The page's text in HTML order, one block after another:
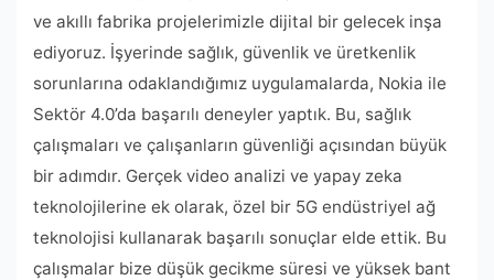
ve akıllı fabrika projelerimizle dijital bir gelecek inşa
ediyoruz. İşyerinde sağlık, güvenlik ve üretkenlik
sorunlarına odaklandığımız uygulamalarda, Nokia ile
Sektör 4.0’da başarılı deneyler yaptık. Bu, sağlık
çalışmaları ve çalışanların güvenliği açısından büyük
bir adımdır. Gerçek video analizi ve yapay zeka
teknolojilerine ek olarak, özel bir 5G endüstriyel ağ
teknolojisi kullanarak başarılı sonuçlar elde ettik. Bu
çalışmalar bize düşük gecikme süresi ve yüksek bant